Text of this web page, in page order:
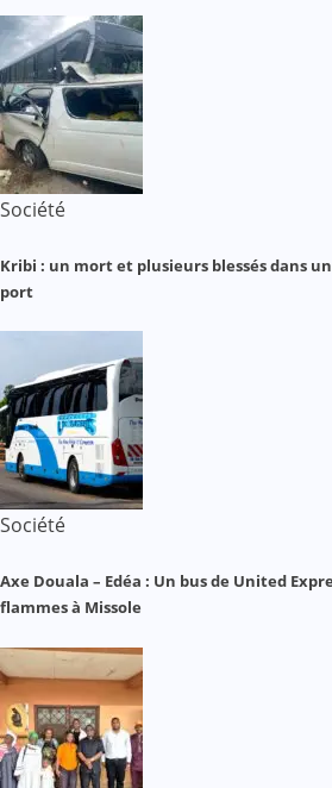
Société
Kribi : un mort et plusieurs blessés dans
port
Société
Axe Douala – Edéa : Un bus de United
flammes à Missole